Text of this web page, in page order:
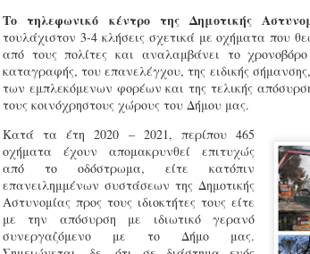
Το τηλεφωνικό κέντρο της Δημοτικής
τουλάχιστον 3-4 κλήσεις σχετικά με οχήματα που
από τους πολίτες και αναλαμβάνει το
καταγραφής, του επανελέγχου, της ειδικής
των εμπλεκόμενων φορέων και της τελικής
τους κοινόχρηστους χώρους του Δήμου μας.
Κατά τα έτη 2020 – 2021, περίπου 465
οχήματα έχουν απομακρυνθεί επιτυχώς
από το οδόστρωμα, είτε κατόπιν
επανειλημμένων συστάσεων της Δημοτικής
Αστυνομίας προς τους ιδιοκτήτες τους είτε
με την απόσυρση με ιδιωτικό γερανό
συνεργαζόμενο με το Δήμο μας.
:
JUN
Απολογισμός των
ελέγχων σε ιδιοκτήτες